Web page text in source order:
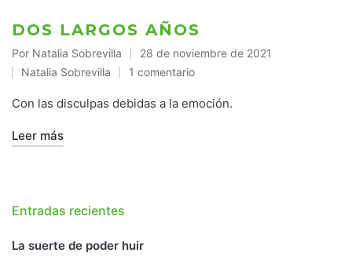
DOS LARGOS AÑOS
Publicado
por
Por Natalia Sobrevilla 28 de noviembre de 2021
Publicado
en
Natalia Sobrevilla 1 comentario
Con las disculpas debidas a la emoción.
Leer más
Entradas recientes
La suerte de poder huir